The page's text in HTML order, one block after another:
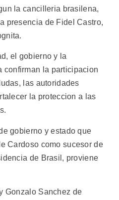
la cancilleria brasilena,
presencia de Fidel Castro,
el gobierno y la
confirman la participacion
las autoridades
la proteccion a las
gobierno y estado que
Cardoso como sucesor de
de Brasil, proviene
Gonzalo Sanchez de